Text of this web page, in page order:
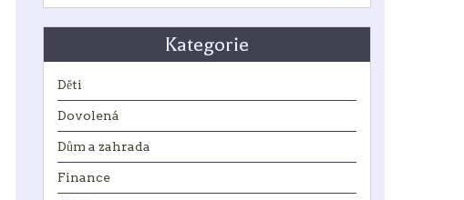
Kategorie
Děti
Dovolená
Dům a zahrada
Finance